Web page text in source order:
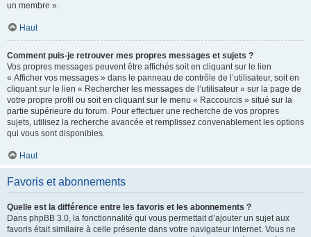
un membre ».
Haut
Comment puis-je retrouver mes propres messages et sujets ?
Vos propres messages peuvent être affichés soit en cliquant sur le lien
« Afficher vos messages » dans le panneau de contrôle de l’utilisateur, soit en
cliquant sur le lien « Rechercher les messages de l’utilisateur » sur la page de
votre propre profil ou soit en cliquant sur le menu « Raccourcis » situé sur la
partie supérieure du forum. Pour effectuer une recherche de vos propres
sujets, utilisez la recherche avancée et remplissez convenablement les options
qui vous sont disponibles.
Haut
Favoris et abonnements
Quelle est la différence entre les favoris et les abonnements ?
Dans phpBB 3.0, la fonctionnalité qui vous permettait d’ajouter un sujet aux
favoris était similaire à celle présente dans votre navigateur internet. Vous ne